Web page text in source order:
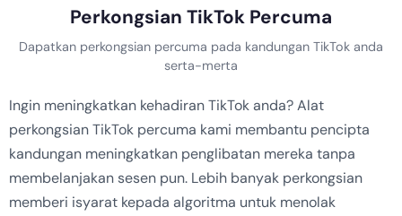
Perkongsian TikTok Percuma
Dapatkan perkongsian percuma pada kandungan TikTok anda
serta-merta
Ingin meningkatkan kehadiran TikTok anda? Alat
perkongsian TikTok percuma kami membantu pencipta
kandungan meningkatkan penglibatan mereka tanpa
membelanjakan sesen pun. Lebih banyak perkongsian
memberi isyarat kepada algoritma untuk menolak